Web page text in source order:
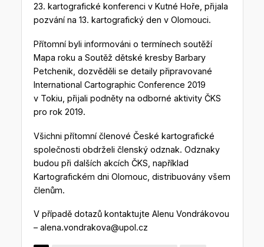
23. kartografické konferenci v Kutné Hoře, přijala
pozvání na 13. kartografický den v Olomouci.
Přítomní byli informováni o termínech soutěží
Mapa roku a Soutěž dětské kresby Barbary
Petchenik, dozvěděli se detaily připravované
International Cartographic Conference 2019
v Tokiu, přijali podněty na odborné aktivity ČKS
pro rok 2019.
Všichni přítomní členové České kartografické
společnosti obdrželi členský odznak. Odznaky
budou při dalších akcích ČKS, například
Kartografickém dni Olomouc, distribuovány všem
členům.
V případě dotazů kontaktujte Alenu Vondrákovou
– alena.vondrakova@upol.cz